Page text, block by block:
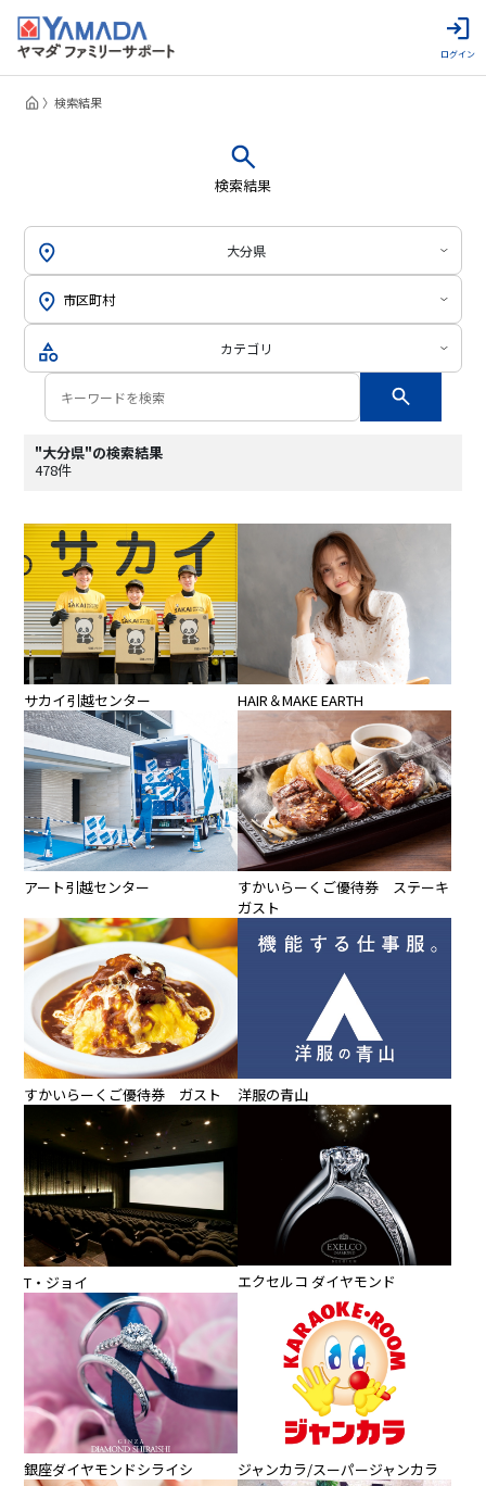
ログイン
検索結果
検索結果
大分県
カテゴリ
"大分県"の検索結果
478件
サカイ引越センター HAIR＆MAKE EARTH
アート引越センター
すかいらーくご優待券 ステーキ
ガスト
すかいらーくご優待券 ガスト 洋服の青山
T・ジョイ エクセルコ ダイヤモンド
銀座ダイヤモンドシライシ ジャンカラ/スーパージャンカラ